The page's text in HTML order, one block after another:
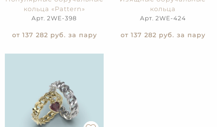
кольца «Pattern»
Арт. 2WE-398
от 137 282 руб. за пару
кольца
Арт. 2WE-424
от 137 282 руб. за пару